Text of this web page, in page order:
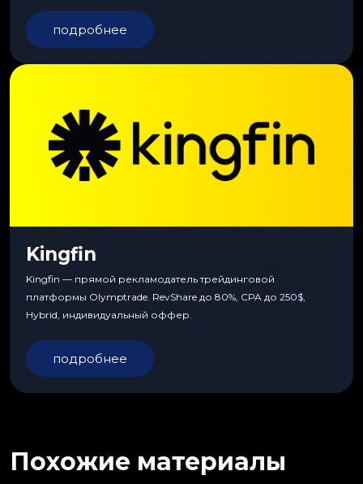
подробнее
Kingfin
Kingfin — прямой рекламодатель трейдинговой
платформы Olymptrade. RevShare до 80%, CPA до 250$,
Hybrid, индивидуальный оффер.
подробнее
Похожие материалы